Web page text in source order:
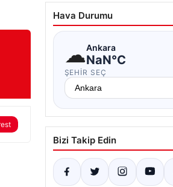
Hava Durumu
☁Ankara
NaN°C
ŞEHIR SEÇ
Bizi Takip Edin